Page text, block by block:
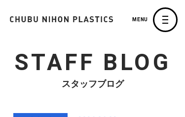
MENU
STAFF BLOG
スタッフブログ